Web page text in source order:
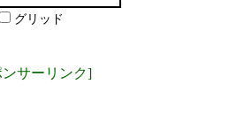
グリッド
ンサーリンク]